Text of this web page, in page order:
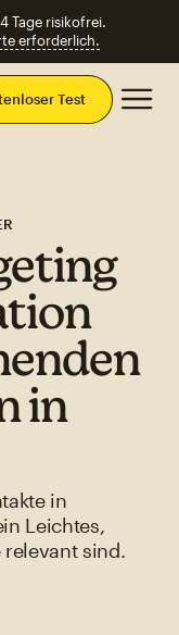
Tage risikofrei.
erforderlich.
Test
in
in
Leichtes,
sind.